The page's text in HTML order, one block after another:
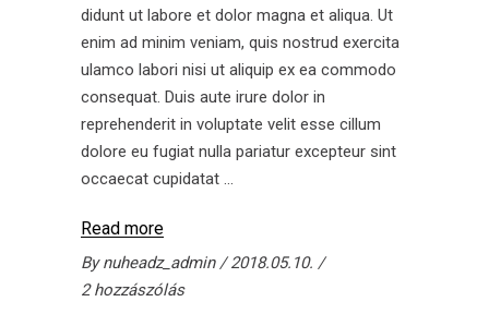
didunt ut labore et dolor magna et aliqua. Ut
enim ad minim veniam, quis nostrud exercita
ulamco labori nisi ut aliquip ex ea commodo
consequat. Duis aute irure dolor in
reprehenderit in voluptate velit esse cillum
dolore eu fugiat nulla pariatur excepteur sint
occaecat cupidatat
Read more
Bynuheadz_admin
2018.05.10.
2 hozzászólás